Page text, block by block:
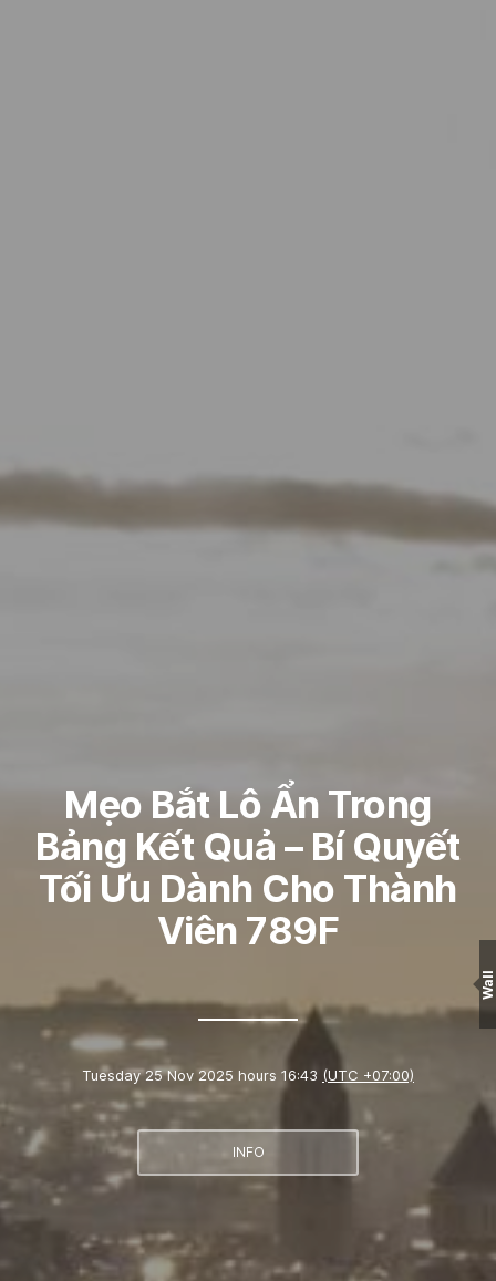
Mẹo Bắt Lô Ẩn Trong
Bảng Kết Quả – Bí Quyết
Tối Ưu Dành Cho Thành
Viên 789F
Tuesday 25 Nov 2025 hours 16:43 (UTC +07:00)
INFO
Wall